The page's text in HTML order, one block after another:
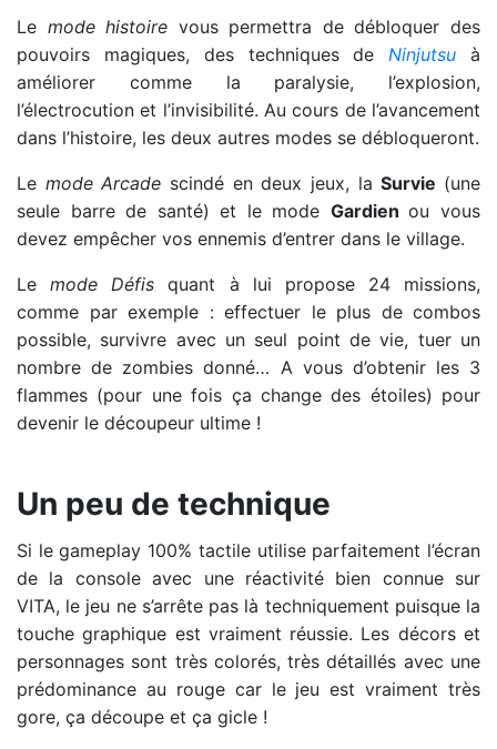
Le mode histoire vous permettra de débloquer des
pouvoirs magiques, des techniques deNinjutsu
à
améliorer comme la paralysie, l’explosion,
l’électrocution et l’invisibilité. Au cours de l’avancement
dans l’histoire, les deux autres modes se débloqueront.
Le mode Arcade scindé en deux jeux, laSurvie (une
seule barre de santé) et le mode Gardienou vous
devez empêcher vos ennemis d’entrer dans le village.
Lemode Défis quant à lui propose 24 missions,
comme par exemple : effectuer le plus de combos
possible, survivre avec un seul point de vie, tuer un
nombre de zombies donné… A vous d’obtenir les 3
flammes (pour une fois ça change des étoiles) pour
devenir le découpeur ultime !
Un peu de technique
Si le gameplay 100% tactile utilise parfaitement l’écran
de la console avec une réactivité bien connue sur
VITA, le jeu ne s’arrête pas là techniquement puisque la
touche graphique est vraiment réussie. Les décors et
personnages sont très colorés, très détaillés avec une
prédominance au rouge car le jeu est vraiment très
gore, ça découpe et ça gicle !